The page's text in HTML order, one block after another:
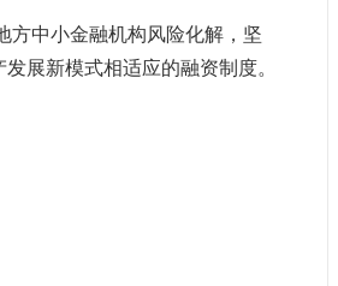
方中小金融机构风险化解，坚
展新模式相适应的融资制度。